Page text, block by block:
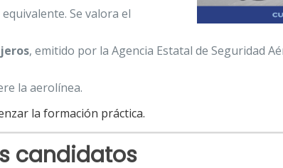
Se valora el
, emitido por la Agencia Estatal de Seguridad
la aerolínea.
la formación práctica.
candidatos